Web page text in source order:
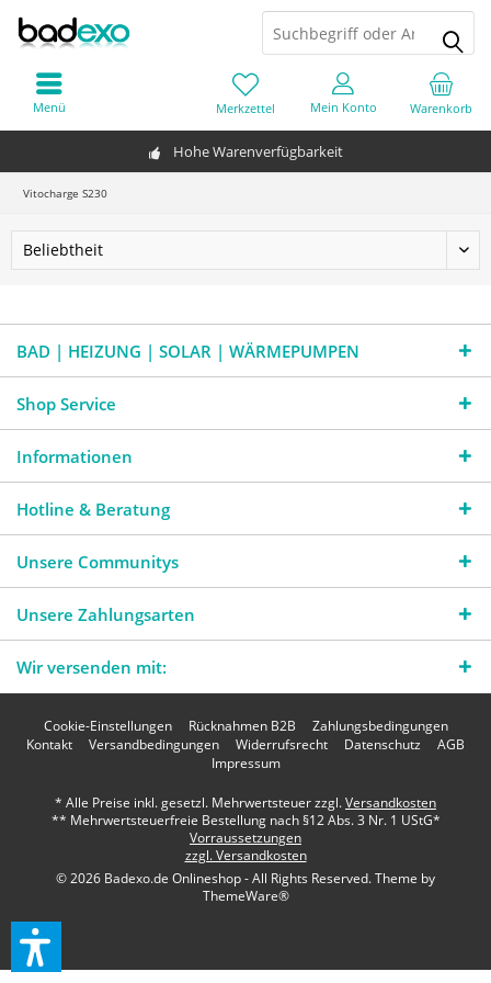
Hohe Warenverfügbarkeit
Warenkorb
Merkzettel Mein Konto
Menü
Vitocharge S230
BAD | HEIZUNG | SOLAR | WÄRMEPUMPEN
Shop Service
Informationen
Hotline & Beratung
Unsere Communitys
Unsere Zahlungsarten
Wir versenden mit:
Cookie-Einstellungen Rücknahmen B2B
Zahlungsbedingungen
Kontakt
Versandbedingungen Widerrufsrecht Datenschutz
AGB
Impressum
* Alle Preise inkl. gesetzl. Mehrwertsteuer zzgl.Versandkosten
** Mehrwertsteuerfreie Bestellung nach §12 Abs. 3 Nr. 1 UStG*
Vorraussetzungen
zzgl. Versandkosten
© 2026 Badexo.de Onlineshop - All Rights Reserved. Theme by
ThemeWare®